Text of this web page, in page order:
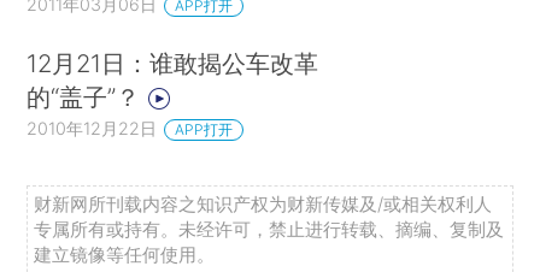
2011年03月06日 APP打开
12月21日：谁敢揭公车改革
的“盖子”？
2010年12月22日 APP打开
财新网所刊载内容之知识产权为财新传媒及/或相关权利人
专属所有或持有。未经许可，禁止进行转载、摘编、复制及
建立镜像等任何使用。